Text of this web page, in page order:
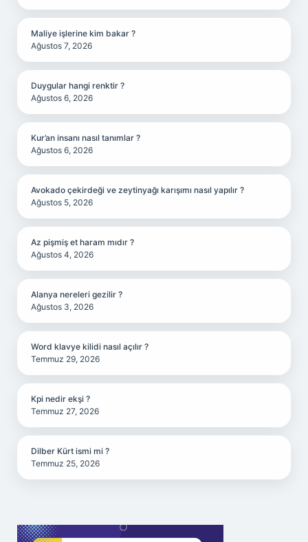
Maliye işlerine kim bakar ?
Ağustos 7, 2026
Duygular hangi renktir ?
Ağustos 6, 2026
Kur’an insanı nasıl tanımlar ?
Ağustos 6, 2026
Avokado çekirdeği ve zeytinyağı karışımı nasıl yapılır ?
Ağustos 5, 2026
Az pişmiş et haram mıdır ?
Ağustos 4, 2026
Alanya nereleri gezilir ?
Ağustos 3, 2026
Word klavye kilidi nasıl açılır ?
Temmuz 29, 2026
Kpi nedir ekşi ?
Temmuz 27, 2026
Dilber Kürt ismi mi ?
Temmuz 25, 2026